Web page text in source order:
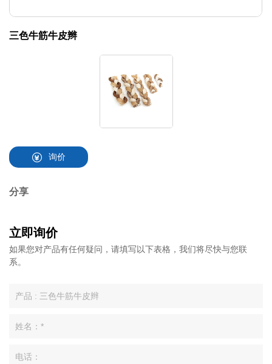
三色牛筋牛皮辫
询价
分享
立即询价
如果您对产品有任何疑问，请填写以下表格，我们将尽快与您联
系。